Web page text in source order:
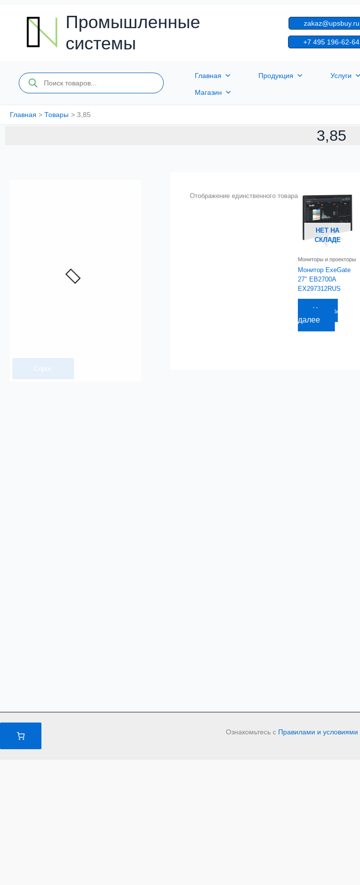
содержимому
Промышленные
системы
zakaz@upsbuy.ru
+7 495 196-62-64
Поиск
товаров
Главная Продукция Услуги
Магазин
Главная Товары 3,85
3,85
Сброс
Отображение единственного товара
НЕТ НА
СКЛАДЕ
Мониторы и проекторы
Монитор ExeGate
27″ EB2700A
EX297312RUS
Читать
далее
Ознакомьтесь с Правилами и условиями